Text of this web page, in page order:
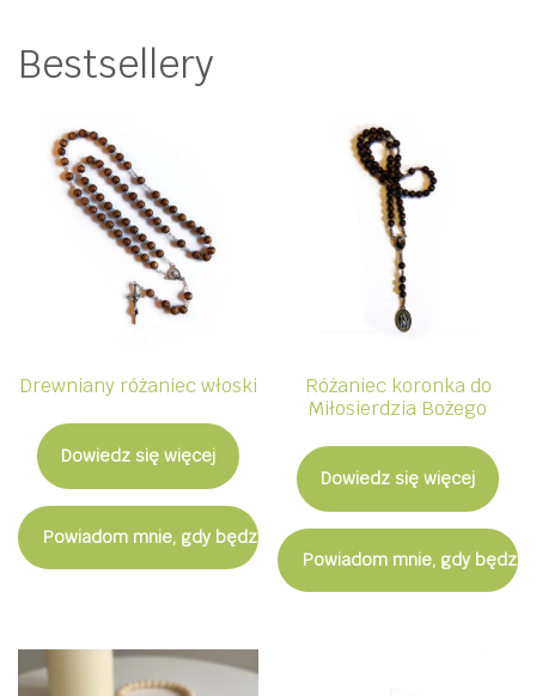
Bestsellery
Drewniany różaniec włoski
Dowiedz się więcej
Powiadom mnie, gdy będzie dostępny
Różaniec koronka do
Miłosierdzia Bożego
Dowiedz się więcej
Powiadom mnie, gdy